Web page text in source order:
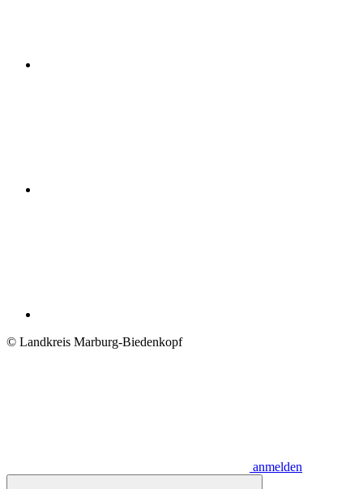
© Landkreis Marburg-Biedenkopf
anmelden